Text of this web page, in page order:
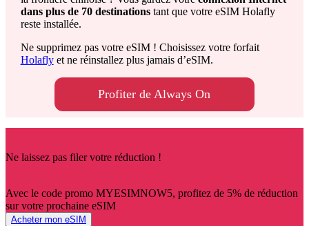
dans plus de 70 destinationstant que votre eSIM Holafly
reste installée.
Ne supprimez pas votre eSIM ! Choisissez votre forfait
Holaflyet ne réinstallez plus jamais d’eSIM.
Profiter de Always On
Ne laissez pas filer votre réduction !
Avec le code promo MYESIMNOW5, profitez de 5% de réduction
sur votre prochaine eSIM
Acheter mon eSIM